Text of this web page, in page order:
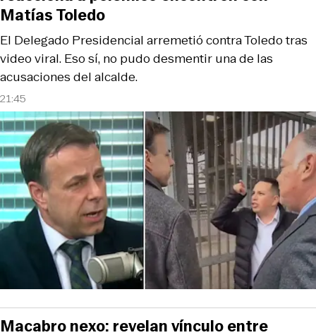
21:45
El Delegado Presidencial arremetió contra Toledo tras
video viral. Eso sí, no pudo desmentir una de las
acusaciones del alcalde.
Matías Toledo
Macabro nexo: revelan vínculo entre